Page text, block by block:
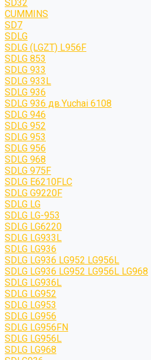
SD32
CUMMINS
SD7
SDLG
SDLG (LGZT) L956F
SDLG 853
SDLG 933
SDLG 933L
SDLG 936
SDLG 936 дв.Yuchai 6108
SDLG 946
SDLG 952
SDLG 953
SDLG 956
SDLG 968
SDLG 975F
SDLG E6210FLC
SDLG G9220F
SDLG LG
SDLG LG-953
SDLG LG6220
SDLG LG933L
SDLG LG936
SDLG LG936 LG952 LG956L
SDLG LG936 LG952 LG956L LG968
SDLG LG936L
SDLG LG952
SDLG LG953
SDLG LG956
SDLG LG956FN
SDLG LG956L
SDLG LG968